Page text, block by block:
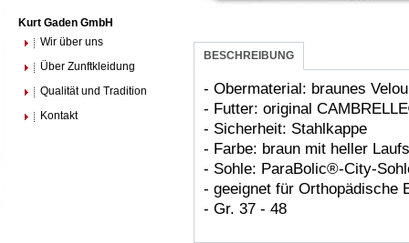
Kurt Gaden GmbH
Wir über uns
Über Zunftkleidung
Qualität und Tradition
Kontakt
BESCHREIBUNG
- Obermaterial: braunes
- Futter: original
- Sicherheit: Stahlkappe
- Farbe: braun mit heller
- Sohle: ParaBolic®-City-
- geeignet für Orthopädische
- Gr. 37 - 48